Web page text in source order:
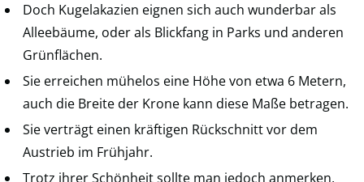
Doch Kugelakazien eignen sich auch wunderbar als
Alleebäume, oder als Blickfang in Parks und anderen
Grünflächen.
Sie erreichen mühelos eine Höhe von etwa 6 Metern,
auch die Breite der Krone kann diese Maße betragen.
Sie verträgt einen kräftigen Rückschnitt vor dem
Austrieb im Frühjahr.
Trotz ihrer Schönheit sollte man jedoch anmerken,